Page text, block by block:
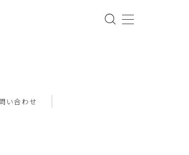
い合わせ